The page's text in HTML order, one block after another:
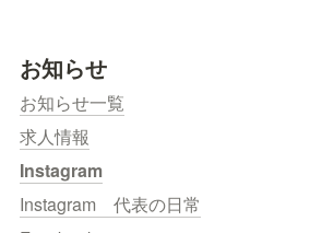
お知らせ
お知らせ一覧
求人情報
Instagram
Instagram　代表の日常